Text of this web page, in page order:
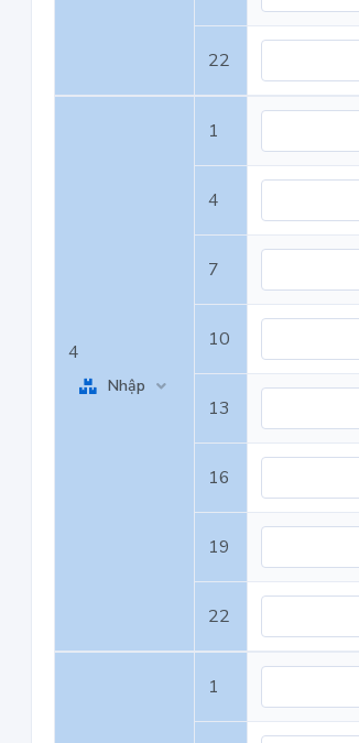
22
4
Nhập
1
4
7
10
13
16
19
22
1